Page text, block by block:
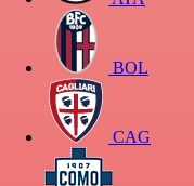
BOL
CAG